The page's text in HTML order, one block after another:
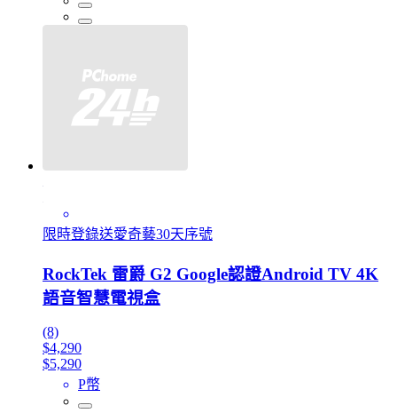
限時登錄送愛奇藝30天序號
RockTek 雷爵 G2 Google認證Android TV 4K
語音智慧電視盒
(8)
$4,290
$5,290
P幣